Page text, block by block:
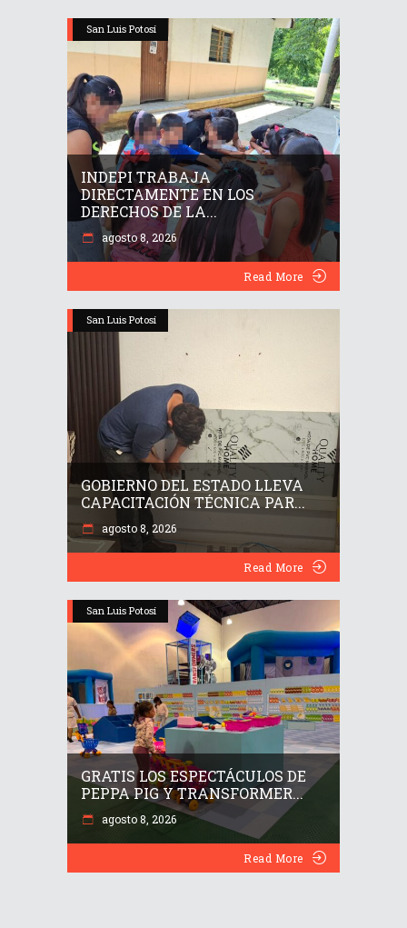
San Luis Potosí
INDEPI TRABAJA
DIRECTAMENTE EN LOS
DERECHOS DE LA...
agosto 8, 2026
Read More
San Luis Potosí
GOBIERNO DEL ESTADO LLEVA
CAPACITACIÓN TÉCNICA PAR...
agosto 8, 2026
Read More
San Luis Potosí
GRATIS LOS ESPECTÁCULOS DE
PEPPA PIG Y TRANSFORMER...
agosto 8, 2026
Read More